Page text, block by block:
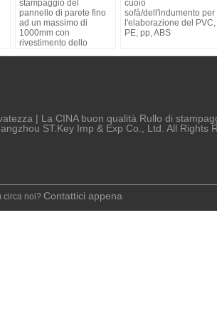
stampaggio del
pannello di parete fino
ad un massimo di
1000mm con
rivestimento dello
cuoio
sofà/dell'indumento per
l'elaborazione del PVC,
PE, pp, ABS
| La CINA buon qualità Rullo di
ST.Key Imp & Exp Co., Ltd. All Rights
circa noi? Contattici appena